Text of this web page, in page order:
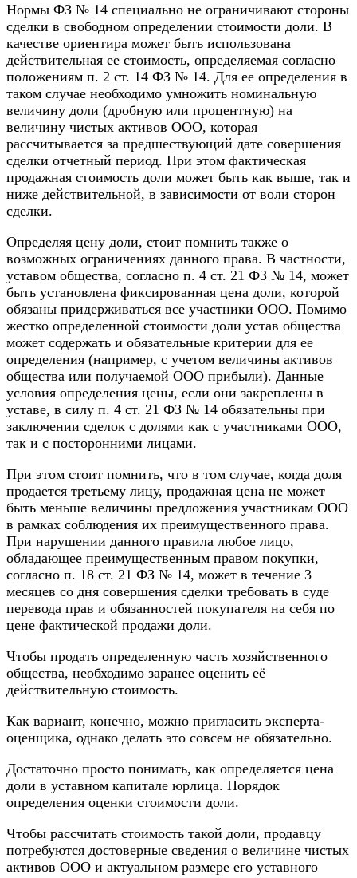
Нормы ФЗ № 14 специально не ограничивают стороны
сделки в свободном определении стоимости доли. В
качестве ориентира может быть использована
действительная ее стоимость, определяемая согласно
положениям п. 2 ст. 14 ФЗ № 14. Для ее определения в
таком случае необходимо умножить номинальную
величину доли (дробную или процентную) на
величину чистых активов ООО, которая
рассчитывается за предшествующий дате совершения
сделки отчетный период. При этом фактическая
продажная стоимость доли может быть как выше, так и
ниже действительной, в зависимости от воли сторон
сделки.
Определяя цену доли, стоит помнить также о
возможных ограничениях данного права. В частности,
уставом общества, согласно п. 4 ст. 21 ФЗ № 14, может
быть установлена фиксированная цена доли, которой
обязаны придерживаться все участники ООО. Помимо
жестко определенной стоимости доли устав общества
может содержать и обязательные критерии для ее
определения (например, с учетом величины активов
общества или получаемой ООО прибыли). Данные
условия определения цены, если они закреплены в
уставе, в силу п. 4 ст. 21 ФЗ № 14 обязательны при
заключении сделок с долями как с участниками ООО,
так и с посторонними лицами.
При этом стоит помнить, что в том случае, когда доля
продается третьему лицу, продажная цена не может
быть меньше величины предложения участникам ООО
в рамках соблюдения их преимущественного права.
При нарушении данного правила любое лицо,
обладающее преимущественным правом покупки,
согласно п. 18 ст. 21 ФЗ № 14, может в течение 3
месяцев со дня совершения сделки требовать в суде
перевода прав и обязанностей покупателя на себя по
цене фактической продажи доли.
Чтобы продать определенную часть хозяйственного
общества, необходимо заранее оценить её
действительную стоимость.
Как вариант, конечно, можно пригласить эксперта-
оценщика, однако делать это совсем не обязательно.
Достаточно просто понимать, как определяется цена
доли в уставном капитале юрлица. Порядок
определения оценки стоимости доли.
Чтобы рассчитать стоимость такой доли, продавцу
потребуются достоверные сведения о величине чистых
активов ООО и актуальном размере его уставного